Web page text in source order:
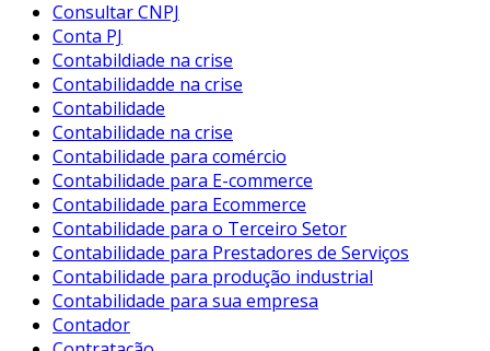
Consultar CNPJ
Conta PJ
Contabildiade na crise
Contabilidadde na crise
Contabilidade
Contabilidade na crise
Contabilidade para comércio
Contabilidade para E-commerce
Contabilidade para Ecommerce
Contabilidade para o Terceiro Setor
Contabilidade para Prestadores de Serviços
Contabilidade para produção industrial
Contabilidade para sua empresa
Contador